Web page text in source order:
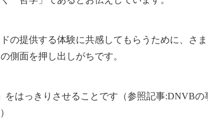
の提供する体験に共感してもらうために、さ
側面を押し出しがちです。
はっきりさせることです（参照記事:DNVBの
）